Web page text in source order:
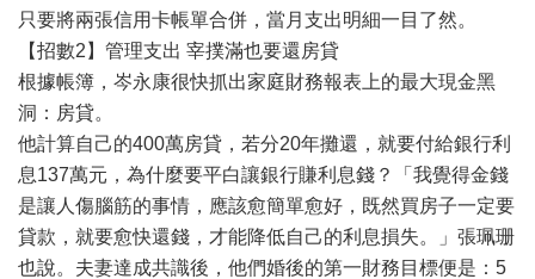
只要將兩張信用卡帳單合併，當月支出明細一目了然。
【招數2】管理支出 宰撲滿也要還房貸
根據帳簿，岑永康很快抓出家庭財務報表上的最大現金黑
洞：房貸。
他計算自己的400萬房貸，若分20年攤還，就要付給銀行利
息137萬元，為什麼要平白讓銀行賺利息錢？「我覺得金錢
是讓人傷腦筋的事情，應該愈簡單愈好，既然買房子一定要
貸款，就要愈快還錢，才能降低自己的利息損失。」張珮珊
也說。夫妻達成共識後，他們婚後的第一財務目標便是：5